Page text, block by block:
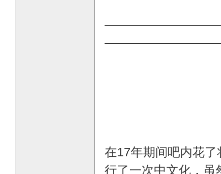
在17年期间吧内花
行了一次中文化，虽